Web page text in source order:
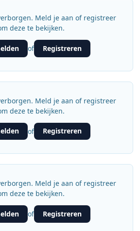
Meld je aan of registreer
deze te bekijken.
of Registreren
Meld je aan of registreer
deze te bekijken.
of Registreren
Meld je aan of registreer
deze te bekijken.
of Registreren